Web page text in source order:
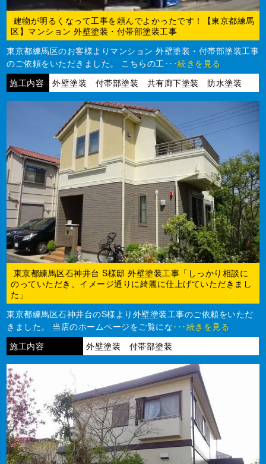
建物が明るくなって工事を頼んでよかったです！【東京都練馬
区】マンション 外壁塗装・付帯部塗装工事
東京都練馬区のお客様よりマンション 外壁塗装・付帯部塗装工事
のご依頼をいただきました。 こちらの工･･･続きを見る
施工内容
外壁塗装 付帯部塗装 共有廊下塗装 防水塗装
東京都練馬区石神井台 S様邸 外壁塗装工事「しっかり相談に
のっていただき、イメージ通りに綺麗に仕上げていただきまし
た」
東京都練馬区石神井台のS様より外壁塗装工事のご依頼をいただ
きました。 当店のホームページをご覧にな･･･続きを見る
施工内容
外壁塗装 付帯部塗装